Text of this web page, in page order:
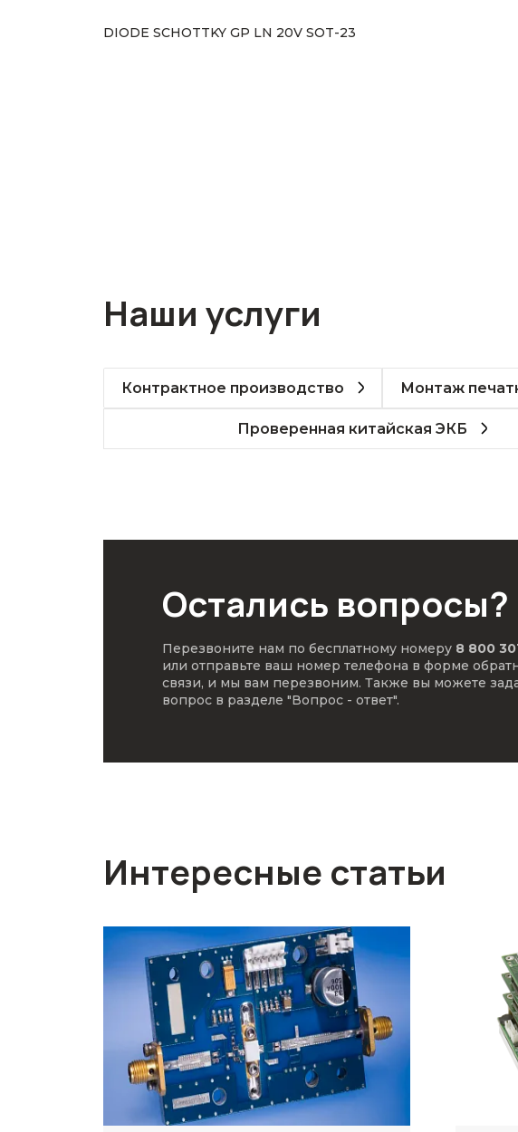
DIODE SCHOTTKY GP LN 20V SOT-23
Наши услуги
Контрактное производство Монтаж
Проверенная китайская ЭКБ
Остались вопросы?
Перезвоните нам по бесплатному номеру 8 800
или отправьте ваш номер телефона в форме
связи, и мы вам перезвоним. Также вы можете
вопрос в разделе "Вопрос - ответ".
Интересные статьи